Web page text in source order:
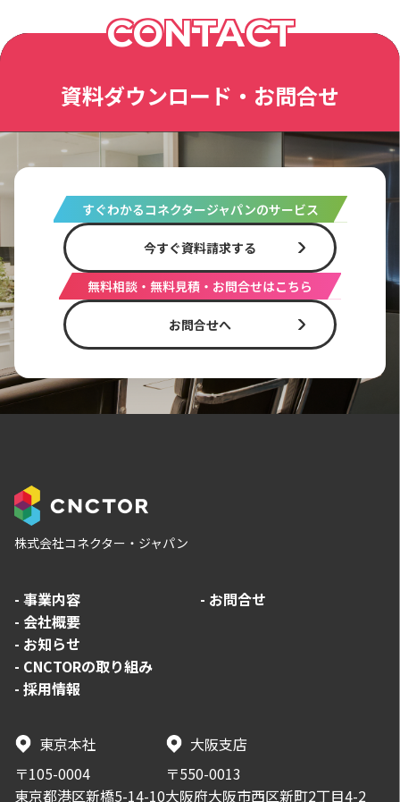
CONTACT
資料ダウンロード・お問合せ
すぐわかるコネクタージャパンのサービス
今すぐ資料請求する
無料相談・無料見積・お問合せはこちら
お問合せへ
株式会社コネクター・ジャパン
東京本社
〒105-0004
東京都港区新橋5-14-10
大阪支店
〒550-0013
大阪府大阪市西区新町2丁目4-2
- 事業内容
- 会社概要
- お知らせ
- CNCTORの取り組み
- 採用情報
- お問合せ